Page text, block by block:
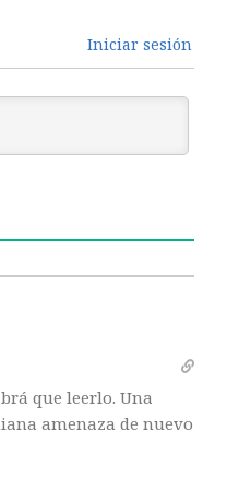
Iniciar sesión
que leerlo. Una
amenaza de nuevo